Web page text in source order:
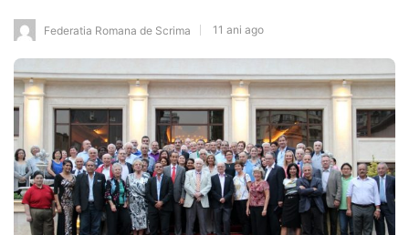
Federatia Romana de Scrima 11 ani ago